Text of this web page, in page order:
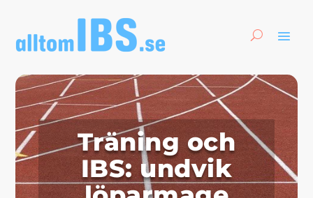
Träning och
IBS: undvik